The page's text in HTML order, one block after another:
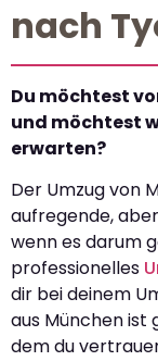
nach
Du möchtest
und möchtest
erwarten?
Der Umzug von
aufregende,
wenn es darum
professionelles
dir bei deinem
aus München ist
dem du